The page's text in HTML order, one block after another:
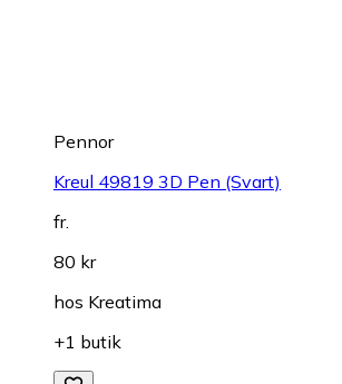
Pennor
Kreul 49819 3D Pen (Svart)
fr.
80 kr
hos Kreatima
+1 butik